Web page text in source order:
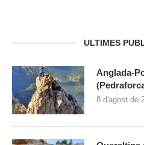
ULTIMES
Anglada-
8 d'agost de